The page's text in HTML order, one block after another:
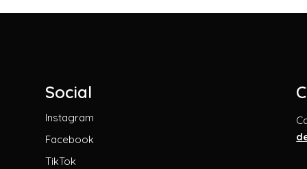
Social
Instagram
Facebook
TikTok